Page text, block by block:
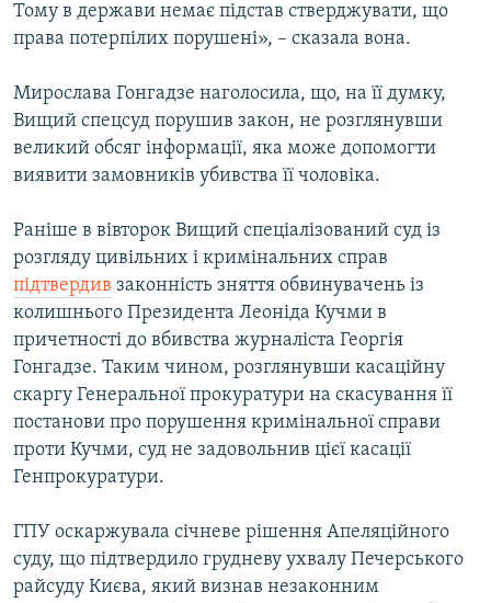
Тому в держави немає підстав стверджувати, що
права потерпілих порушені», – сказала вона.
Мирослава Гонгадзе наголосила, що, на її думку,
Вищий спецсуд порушив закон, не розглянувши
великий обсяг інформації, яка може допомогти
виявити замовників убивства її чоловіка.
Раніше в вівторок Вищий спеціалізований суд із
розгляду цивільних і кримінальних справ
підтвердив законність зняття обвинувачень із
колишнього Президента Леоніда Кучми в
причетності до вбивства журналіста Георгія
Гонгадзе. Таким чином, розглянувши касаційну
скаргу Генеральної прокуратури на скасування її
постанови про порушення кримінальної справи
проти Кучми, суд не задовольнив цієї касації
Генпрокуратури.
ГПУ оскаржувала січневе рішення Апеляційного
суду, що підтвердило грудневу ухвалу Печерського
райсуду Києва, який визнав незаконним